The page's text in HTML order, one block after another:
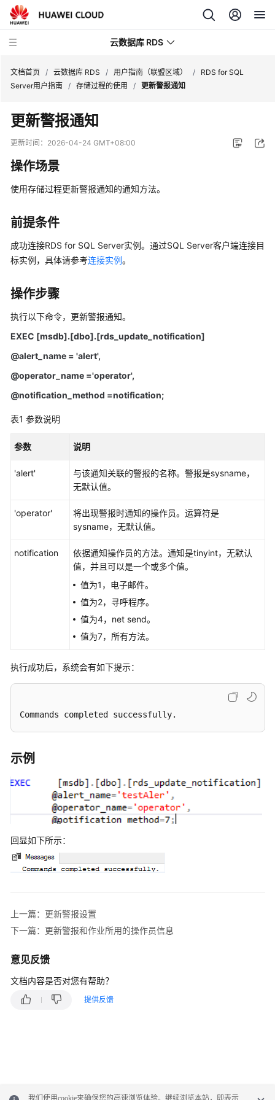
云数据库 RDS
产
介
绍
费
明
速
门
核
介
用
指
实
性
考
考
见
题
排
除
帮
助
产
品
术
语
用
文档首页 / 云数据库 RDS / 用户指南（联盟区域） /
RDS for SQL
Server用户指南 / 存储过程的使用 / 更新警报通知
更新警报通知
更新时间： 2026-04-24 GMT+08:00
操作场景
使用存储过程更新警报通知的通知方法。
前提条件
成功连接RDS for SQL Server实例。通过SQL Server客户端连接目
标实例，具体请参考连接实例。
操作步骤
执行以下命令，更新警报通知。
EXEC [msdb].[dbo].[rds_update_notification]
@alert_name = 'alert',
@operator_name ='operator',
@notification_method =notification;
表1 参数说明
参数 说明
'alert'
与该通知关联的警报的名称。警报是sysname，
无默认值。
'operator'
将出现警报时通知的操作员。运算符是
sysname，无默认值。
notification
依据通知操作员的方法。通知是tinyint，无默认
值，并且可以是一个或多个值。
值为1，电子邮件。
值为2，寻呼程序。
值为4，net send。
值为7，所有方法。
执行成功后，系统会有如下提示：
Commands completed successfully.
示例
回显如下所示：
上一篇：更新警报设置
下一篇：更新警报和作业所用的操作员信息
意见反馈
文档内容是否对您有帮助？
提供反馈
我们使用cookie来确保您的高速浏览体验。继续浏览本站，即表示